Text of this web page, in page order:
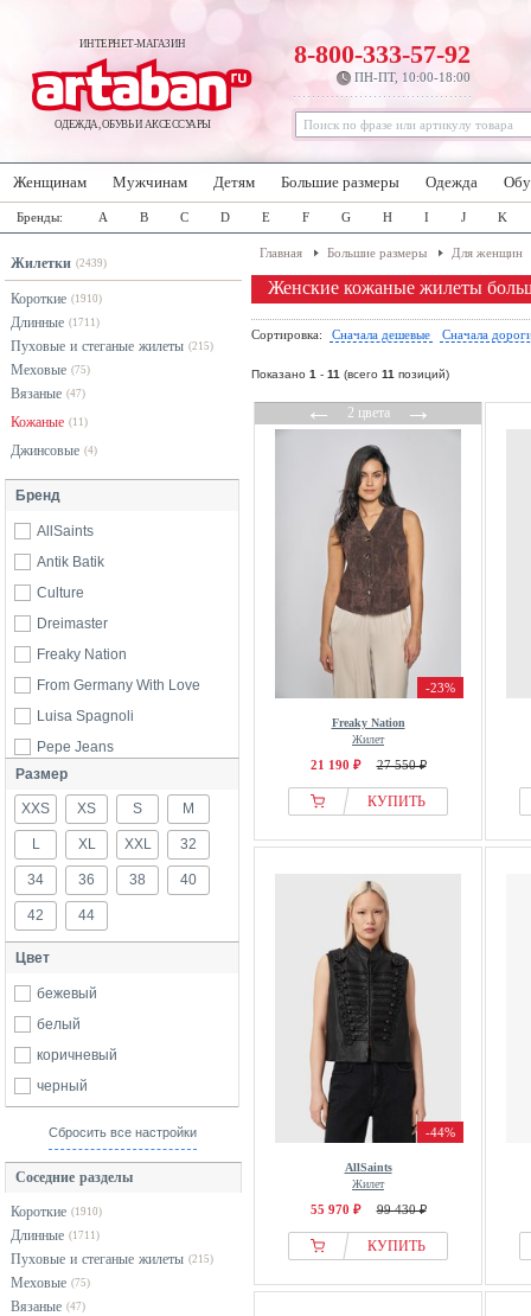
ИНТЕРНЕТ-МАГАЗИН
ОДЕЖДА, ОБУВЬ И АКСЕССУАРЫ
8-800-333-57-92
ПН-ПТ, 10:00-18:00
Женщинам Мужчинам Детям Большие размеры Одежда
Бренды: A B C D E F G H I J K
Жилетки (2439)
Короткие (1910)
Длинные (1711)
Пуховые и стеганые жилеты (215)
Меховые (75)
Вязаные (47)
Кожаные (11)
Джинсовые (4)
Бренд
AllSaints
Antik Batik
Culture
Dreimaster
Freaky Nation
From Germany With Love
Luisa Spagnoli
Pepe Jeans
Samsøe Samsøe
Размер
XXS XS S M
L XL XXL 32
34 36 38 40
42 44
Цвет
бежевый
белый
коричневый
черный
Сбросить все настройки
Соседние разделы
Короткие (1910)
Длинные (1711)
Пуховые и стеганые жилеты (215)
Меховые (75)
Вязаные (47)
Главная Большие размеры Для женщин
Женские кожаные жилеты
Сортировка: Сначала дешевые Сначала
Показано 1 - 11 (всего 11 позиций)
←2 цвета→
-23%
Freaky Nation
Жилет
21 190 ₽ 27 550 ₽
КУПИТЬ
-44%
AllSaints
Жилет
55 970 ₽ 99 430 ₽
КУПИТЬ